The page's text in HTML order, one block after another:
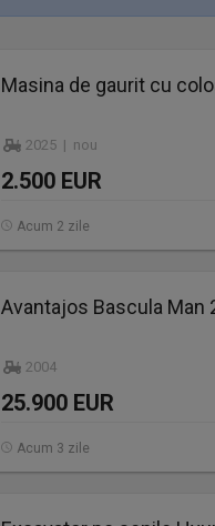
Masina de gaurit cu
2025 | nou
2.500 EUR
Acum 2 zile
Avantajos Bascula Man
2004
25.900 EUR
Acum 3 zile